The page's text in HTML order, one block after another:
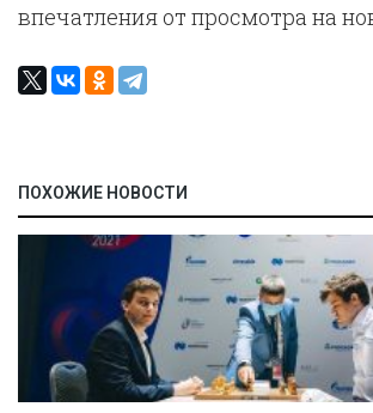
впечатления от просмотра на
ПОХОЖИЕ НОВОСТИ